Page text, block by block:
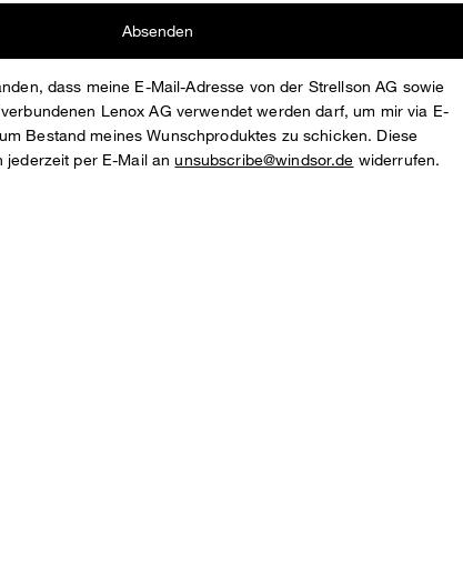
Absenden
dass meine E-Mail-Adresse von der Strellson AG sowie
Lenox AG verwendet werden darf, um mir via E-
Bestand meines Wunschproduktes zu schicken. Diese
jederzeit per E-Mail anunsubscribe@windsor.de widerrufen.